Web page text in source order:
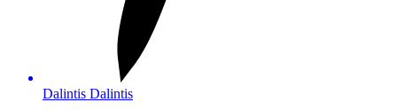
Dalintis Dalintis